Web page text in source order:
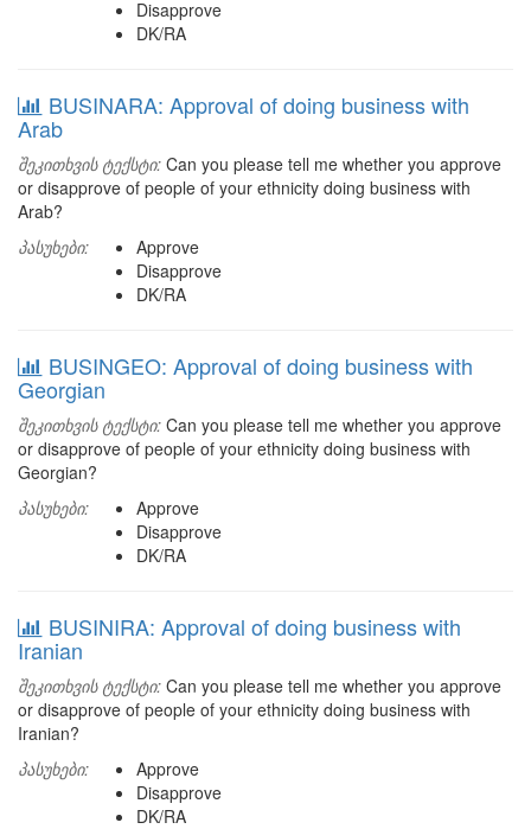
Disapprove
DK/RA
BUSINARA: Approval of doing business with
Arab
შეკითხვის ტექსტი: Can you please tell me whether you approve
or disapprove of people of your ethnicity doing business with
Arab?
პასუხები:
Approve
Disapprove
DK/RA
BUSINGEO: Approval of doing business with
Georgian
შეკითხვის ტექსტი: Can you please tell me whether you approve
or disapprove of people of your ethnicity doing business with
Georgian?
პასუხები:
Approve
Disapprove
DK/RA
BUSINIRA: Approval of doing business with
Iranian
შეკითხვის ტექსტი: Can you please tell me whether you approve
or disapprove of people of your ethnicity doing business with
Iranian?
პასუხები:
Approve
Disapprove
DK/RA